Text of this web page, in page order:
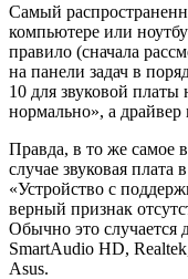
Самый
компьютере или
правило (сначала
на панели задач в
10 для звуковой платы
нормально», а
Правда, в то же самое
случае звуковая плата
«Устройство с
верный признак
Обычно это случается
SmartAudio HD,
Asus.